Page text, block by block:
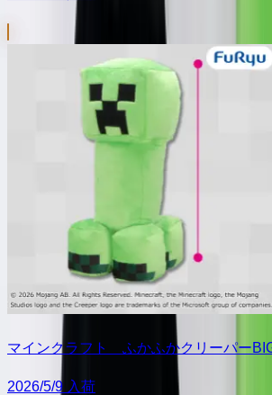
マインクラフト ふかふかクリーパー
2026/5/9 入荷